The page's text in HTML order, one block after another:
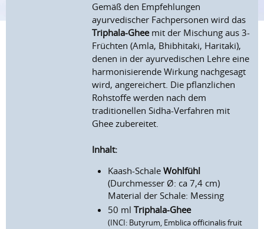
Gemäß den Empfehlungen
ayurvedischer Fachpersonen wird das
Triphala-Gheemit der Mischung aus 3-
Früchten (Amla, Bhibhitaki, Haritaki),
denen in der ayurvedischen Lehre eine
harmonisierende Wirkung nachgesagt
wird, angereichert. Die pflanzlichen
Rohstoffe werden nach dem
traditionellen Sidha-Verfahren mit
Ghee zubereitet.
Inhalt:
Kaash-SchaleWohlfühl
(Durchmesser Ø: ca 7,4 cm)
Material der Schale: Messing
50 mlTriphala-Ghee
(INCI: Butyrum, Emblica officinalis fruit